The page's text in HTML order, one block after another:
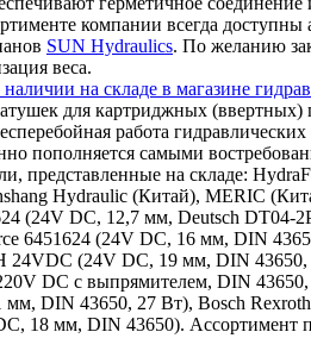
компании всегда доступны
SUN Hydraulics. По желанию
веса.
на складе в магазине
для картриджных (ввертных)
работа
пополняется самыми
представленные на складе:
Hydraulic (Китай), MERIC
(24V DC, 12,7 мм, Deutsch DT04-
6451624 (24V DC, 16 мм, DIN
(24V DC, 19 мм, DIN
DC с выпрямителем, DIN
DIN 43650, 27 Вт), Bosch
мм, DIN 43650). Ассортимент